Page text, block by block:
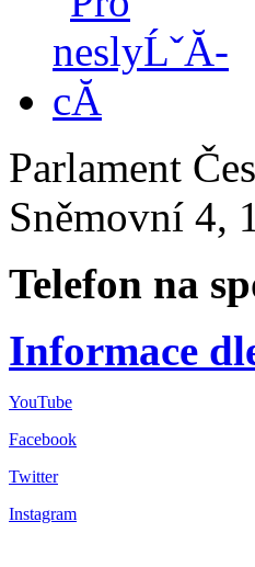
Parlament
Sněmovní 4,
Telefon na
Informace
YouTube
Facebook
Twitter
Instagram